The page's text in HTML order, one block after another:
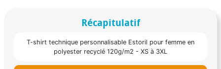
Récapitulatif
T-shirt technique personnalisable Estoril pour femme en
polyester recyclé 120g/m2 - XS à 3XL